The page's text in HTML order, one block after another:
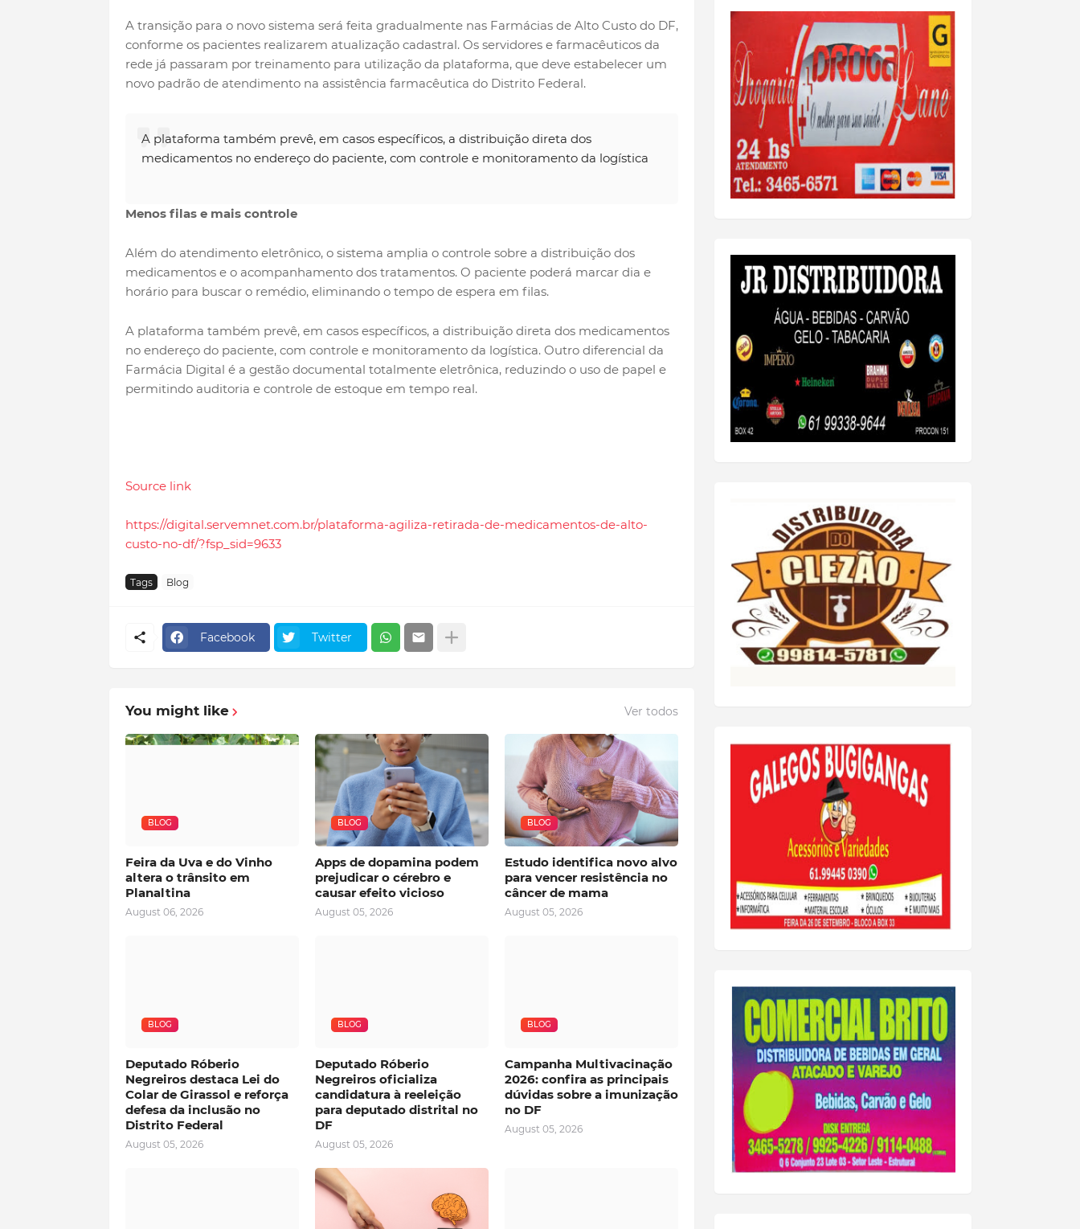
A transição para o novo sistema será feita gradualmente nas Farmácias de Alto Custo do DF,
conforme os pacientes realizarem atualização cadastral. Os servidores e farmacêuticos da
rede já passaram por treinamento para utilização da plataforma, que deve estabelecer um
novo padrão de atendimento na assistência farmacêutica do Distrito Federal.
A plataforma também prevê, em casos específicos, a distribuição direta dos
medicamentos no endereço do paciente, com controle e monitoramento da logística
Menos filas e mais controle
Além do atendimento eletrônico, o sistema amplia o controle sobre a distribuição dos
medicamentos e o acompanhamento dos tratamentos. O paciente poderá marcar dia e
horário para buscar o remédio, eliminando o tempo de espera em filas.
A plataforma também prevê, em casos específicos, a distribuição direta dos medicamentos
no endereço do paciente, com controle e monitoramento da logística. Outro diferencial da
Farmácia Digital é a gestão documental totalmente eletrônica, reduzindo o uso de papel e
permitindo auditoria e controle de estoque em tempo real.
Source link
https://digital.servemnet.com.br/plataforma-agiliza-retirada-de-medicamentos-de-alto-
custo-no-df/?fsp_sid=9633
Tags Blog
Facebook Twitter
You might like Ver todos
BLOG
Feira da Uva e do Vinho
altera o trânsito em
Planaltina
August 06, 2026
BLOG
Apps de dopamina podem
prejudicar o cérebro e
causar efeito vicioso
August 05, 2026
BLOG
Estudo identifica novo alvo
para vencer resistência no
câncer de mama
August 05, 2026
BLOG
Deputado Róberio
Negreiros destaca Lei do
Colar de Girassol e reforça
defesa da inclusão no
Distrito Federal
August 05, 2026
BLOG
Deputado Róberio
Negreiros oficializa
candidatura à reeleição
para deputado distrital no
DF
August 05, 2026
BLOG
Campanha Multivacinação
2026: confira as principais
dúvidas sobre a imunização
no DF
August 05, 2026